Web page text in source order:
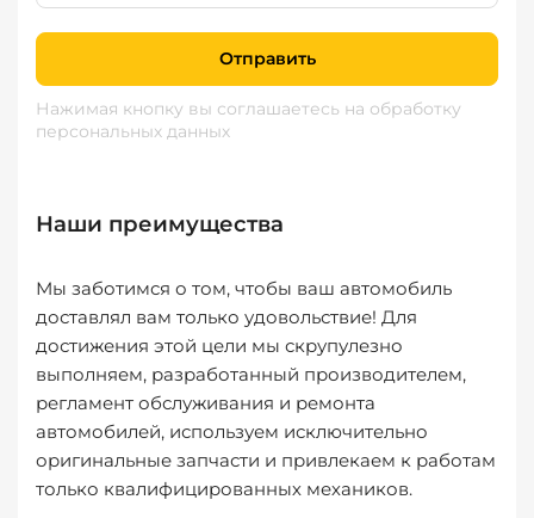
Отправить
Нажимая кнопку вы соглашаетесь на обработку
персональных данных
Наши преимущества
Мы заботимся о том, чтобы ваш автомобиль
доставлял вам только удовольствие! Для
достижения этой цели мы скрупулезно
выполняем, разработанный производителем,
регламент обслуживания и ремонта
автомобилей, используем исключительно
оригинальные запчасти и привлекаем к работам
только квалифицированных механиков.